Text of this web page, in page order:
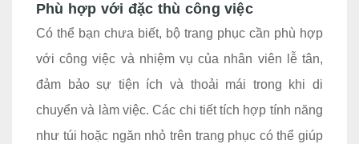
Phù hợp với đặc thù công việc
Có thể bạn chưa biết, bộ trang phục cần phù hợp
với công việc và nhiệm vụ của nhân viên lễ tân,
đảm bảo sự tiện ích và thoải mái trong khi di
chuyển và làm việc. Các chi tiết tích hợp tính năng
như túi hoặc ngăn nhỏ trên trang phục có thể giúp